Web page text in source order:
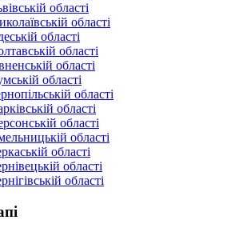
області
області
області
області
області
області
області
області
області
області
області
області
області